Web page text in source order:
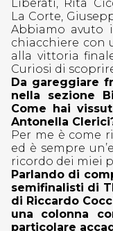
Liberati, Rita
La Corte,
Abbiamo avuto
chiacchiere con
alla vittoria
Curiosi di
Da gareggiare
nella sezione
Come hai
Antonella
Per me è come
ed è sempre
ricordo dei miei
Parlando di
semifinalisti di
di Riccardo
una colonna
particolare